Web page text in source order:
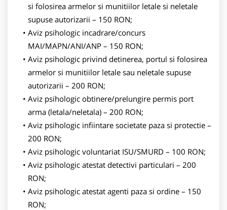
si folosirea armelor si munitiilor letale si neletale
supuse autorizarii – 150 RON;
Aviz psihologic incadrare/concurs
MAI/MAPN/ANI/ANP – 150 RON;
Aviz psihologic privind detinerea, portul si folosirea
armelor si munitiilor letale sau neletale supuse
autorizarii – 200 RON;
Aviz psihologic obtinere/prelungire permis port
arma (letala/neletala) – 200 RON;
Aviz psihologic infiintare societate paza si protectie –
200 RON;
Aviz psihologic voluntariat ISU/SMURD – 100 RON;
Aviz psihologic atestat detectivi particulari – 200
RON;
Aviz psihologic atestat agenti paza si ordine – 150
RON;